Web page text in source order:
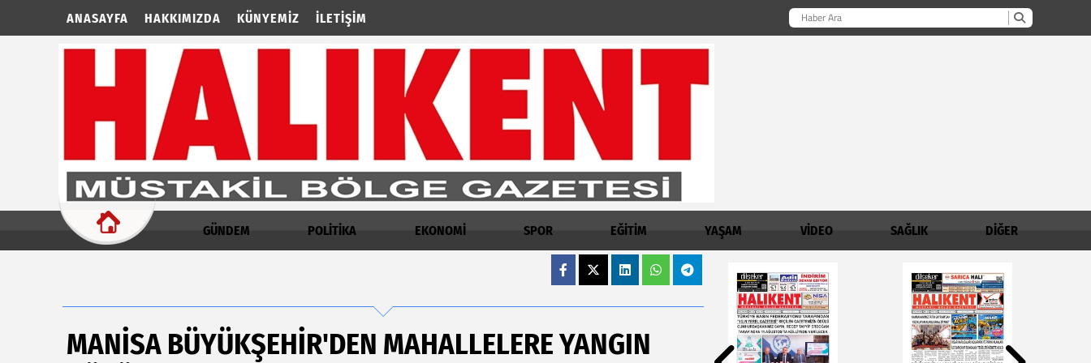
ANASAYFA HAKKIMIZDA KÜNYEMIZ İLETIŞIM
GÜNDEM POLİTİKA EKONOMİ SPOR EĞİTİM YAŞAM VİDEO SAĞLIK DİĞER
MANİSA BÜYÜKŞEHİR'DEN MAHALLELERE YANGIN